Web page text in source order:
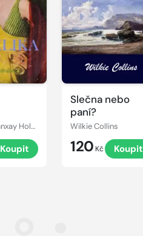
Elisabeth Sanxay Holding
Koupit
Slečna nebo
paní?
Wilkie Collins
120 Kč Koupit